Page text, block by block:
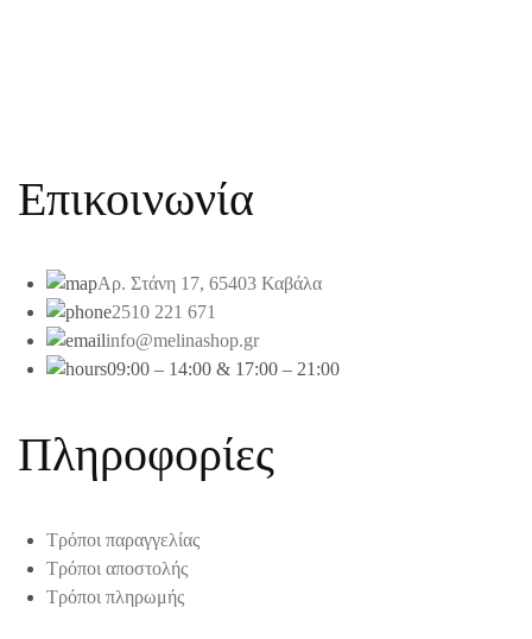
Επικοινωνία
Αρ. Στάνη 17, 65403 Καβάλα
2510 221 671
info@melinashop.gr
09:00 – 14:00 & 17:00 – 21:00
Πληροφορίες
Τρόποι παραγγελίας
Τρόποι αποστολής
Τρόποι πληρωμής